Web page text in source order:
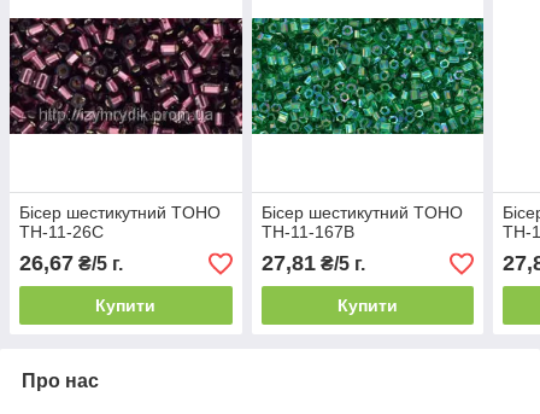
Бісер шестикутний TOHO
TH-11-26C
26,67 ₴/5 г.
Купити
Бісер шестикутний TOHO
TH-11-167B
27,81₴/5 г.
Купити
TH-
Про нас